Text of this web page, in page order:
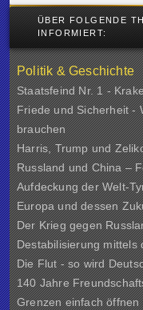
ÜBER FOLGENDE
INFORMIERT:
Politik & Geschichte
Staatsfeind Nr. 1 -
Friede und Sicherheit -
brauchen
Harris, Trump und
Russland und China –
Aufdeckung der Welt-
Europa und dessen
Der Krieg gegen
Destabilisierung mittels
Die Flut - so wird
140 Jahre
Grenzen einfach